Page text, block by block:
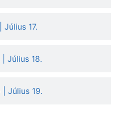
Július 17.
Július 18.
| Július 19.